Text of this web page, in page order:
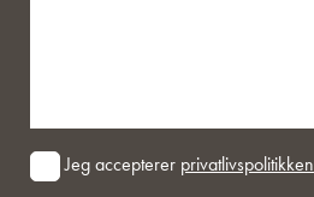
ConsentJeg accepterer privatlivspolitikken